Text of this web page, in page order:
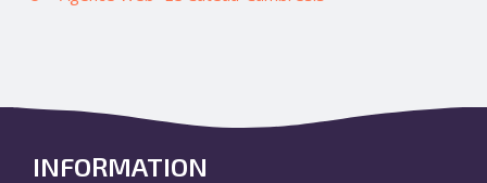
INFORMATION